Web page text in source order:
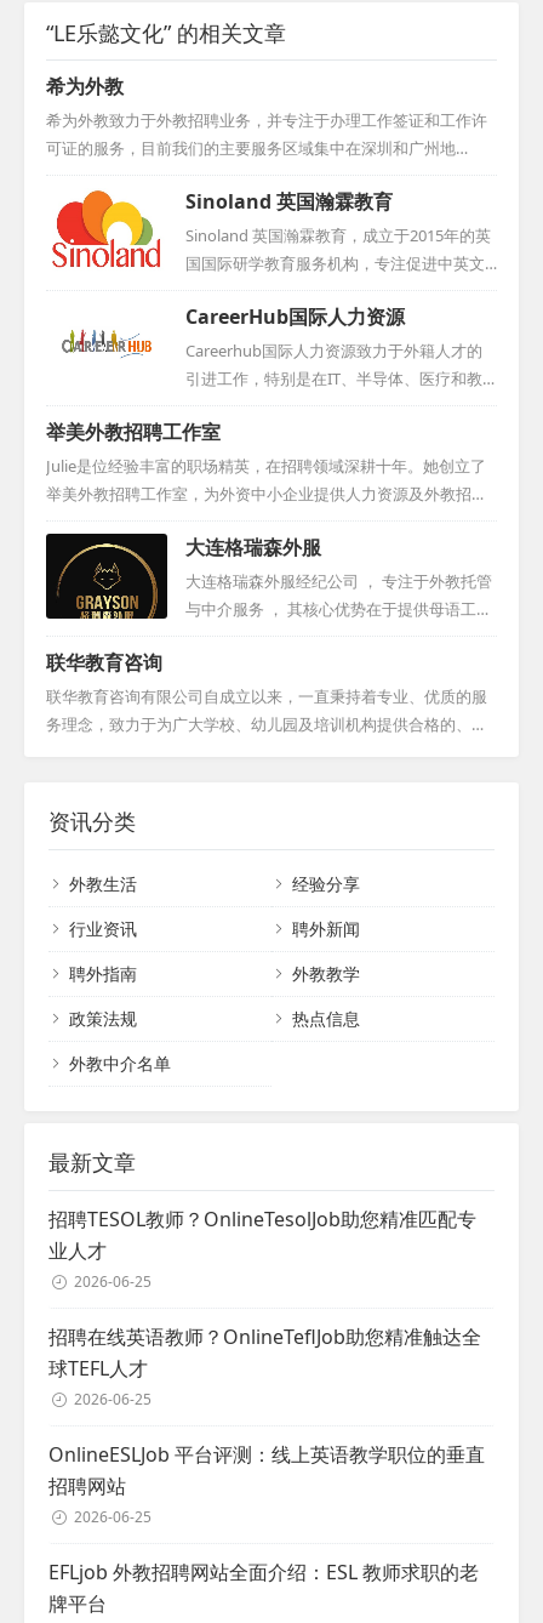
“LE乐懿文化” 的相关文章
希为外教
希为外教致力于外教招聘业务，并专注于办理工作签证和工作许
可证的服务，目前我们的主要服务区域集中在深圳和广州地
区。...
Sinoland 英国瀚霖教育
Sinoland 英国瀚霖教育，成立于2015年的英
国国际研学教育服务机构，专注促进中英文
化教育交流。其业务涵盖研学项目运作、地
接服务及教育咨询，提供定制研学、教师培
训和留学项目。凭借卓越表现，赢得良好口
碑，年接待学员近500人次。作为English UK
认证会员，多次亮相国际峰会，展示专业实
力。Sinoland拥有丰富教育资源，提供全方
位、高质量的教育服务。...
CareerHub国际人力资源
Careerhub国际人力资源致力于外籍人才的
引进工作，特别是在IT、半导体、医疗和教
育领域拥有丰富的经验。公司在北京、厦
门、台湾和石家庄等地均设有分公司，其中
石家庄分公司更是荣获市外专局颁发的2020
年度引智工作站称号。...
举美外教招聘工作室
Julie是位经验丰富的职场精英，在招聘领域深耕十年。她创立了
举美外教招聘工作室，为外资中小企业提供人力资源及外教招聘
的专业咨询。此前，她加入美国各州在华中心，为欲入华的美国
企业招聘人才。她还曾服务于荷兰的International Top Talent，
担任项目经理，为荷兰机构和企业招募中国人才。Julie还曾在Sta
nton Chase担任总监，并在美国凤凰城的私募基金工作。她还曾
在可口可乐中国总部负责策略采购，早期在德国工业公司工作，
并在上海财经大学教授英语。Julie毕业于美国雷鸟全球管理学
院，并持有华东师...
大连格瑞森外服
大连格瑞森外服经纪公司 ， 专注于外教托管
与中介服务 ， 其核心优势在于提供母语工签
外教 ， 外教资源丰富且稳定可靠 。 公司凭
能够安心无忧 。 目前 ， 大连格瑞森已在全
国范围内与百家以上的合作机构建立了稳固
联华教育咨询
联华教育咨询有限公司自成立以来，一直秉持着专业、优质的服
务理念，致力于为广大学校、幼儿园及培训机构提供合格的、经
保每一位外教都具备优秀的专业素养和教学能力。同时，我们也
注重外教的文化适应能力和沟通能力，以确保他们能够更好地融
资讯分类
外教生活
经验分享
行业资讯
聘外新闻
聘外指南
外教教学
政策法规
热点信息
外教中介名单
最新文章
招聘TESOL教师？OnlineTesolJob助您精准匹配专
业人才
2026-06-25
招聘在线英语教师？OnlineTeflJob助您精准触达全
球TEFL人才
2026-06-25
OnlineESLJob 平台评测：线上英语教学职位的垂直
招聘网站
2026-06-25
EFLjob 外教招聘网站全面介绍：ESL 教师求职的老
牌平台